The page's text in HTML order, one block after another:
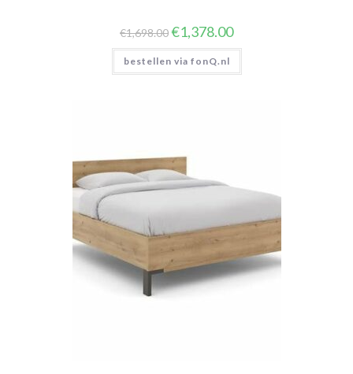
€1,698.00Oorspronkelijke
prijs
was:
€1,698.00.
€1,378.00Huidige
prijs
is:
bestellen via fonQ.nl